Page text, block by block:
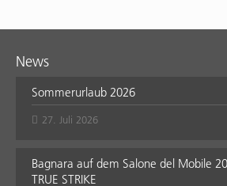
News
Sommerurlaub 2026
27. Juli 2026
Bagnara auf dem Salone del Mobile
TRUE STRIKE